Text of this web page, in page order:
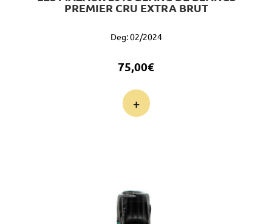
PREMIER CRU EXTRA BRUT
Deg: 02/2024
75,00€
+